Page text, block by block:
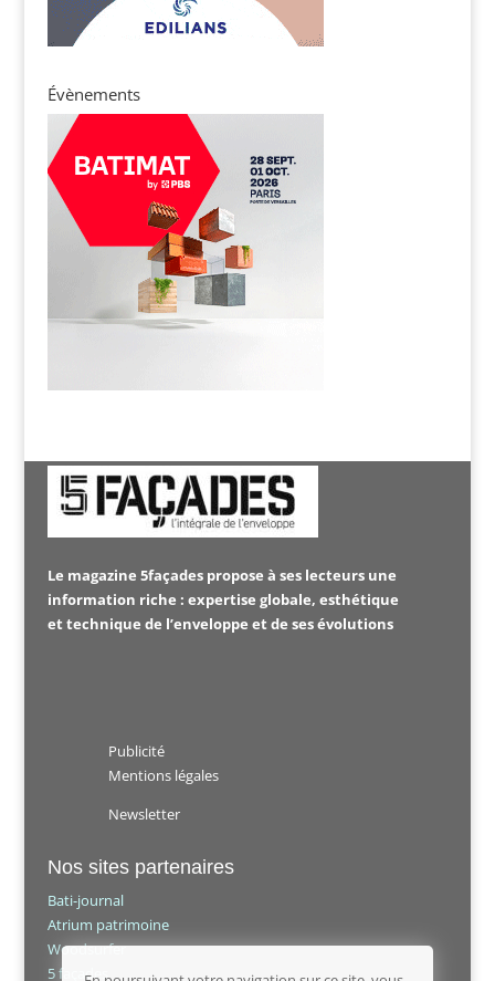
Évènements
Le magazine 5façades propose à ses lecteurs une
information riche : expertise globale, esthétique
et technique de l’enveloppe et de ses évolutions
Publicité
Mentions légales
Newsletter
Nos sites partenaires
Bati-journal
Atrium patrimoine
Woodsurfer
5 façades